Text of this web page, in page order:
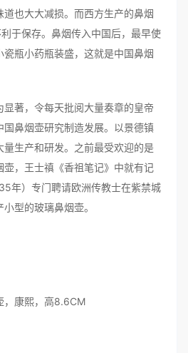
也大大减损。而西方生产的鼻烟
于保存。鼻烟传入中国后，最早使
瓶小药瓶装盛，这就是中国鼻烟
著，令每天批阅大量奏章的皇帝
国鼻烟壶研究制造发展。以景德镇
量生产和研发。之前最受欢迎的是
壶，王士禛《香祖笔记》中就有记
年）专门聘请欧洲传教士在紫禁城
型的玻璃鼻烟壶。
，康熙，高8.6CM